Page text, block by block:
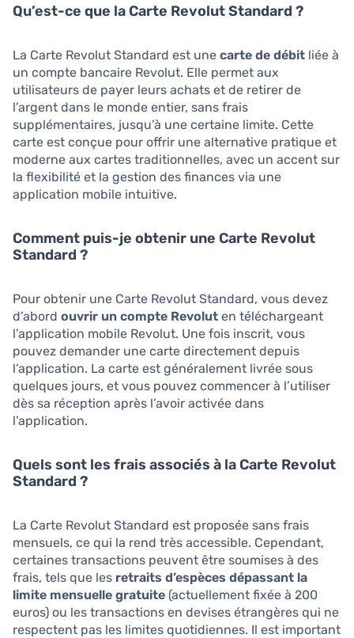
Qu’est-ce que la Carte Revolut Standard ?
La Carte Revolut Standard est une carte de débit liée à
un compte bancaire Revolut. Elle permet aux
utilisateurs de payer leurs achats et de retirer de
l’argent dans le monde entier, sans frais
supplémentaires, jusqu’à une certaine limite. Cette
carte est conçue pour offrir une alternative pratique et
moderne aux cartes traditionnelles, avec un accent sur
la flexibilité et la gestion des finances via une
application mobile intuitive.
Comment puis-je obtenir une Carte Revolut
Standard ?
Pour obtenir une Carte Revolut Standard, vous devez
d’abord ouvrir un compte Revolut en téléchargeant
l’application mobile Revolut. Une fois inscrit, vous
pouvez demander une carte directement depuis
l’application. La carte est généralement livrée sous
quelques jours, et vous pouvez commencer à l’utiliser
dès sa réception après l’avoir activée dans
l’application.
Quels sont les frais associés à la Carte Revolut
Standard ?
La Carte Revolut Standard est proposée sans frais
mensuels, ce qui la rend très accessible. Cependant,
certaines transactions peuvent être soumises à des
frais, tels que les retraits d’espèces dépassant la
limite mensuelle gratuite (actuellement fixée à 200
euros) ou les transactions en devises étrangères qui ne
respectent pas les limites quotidiennes. Il est important